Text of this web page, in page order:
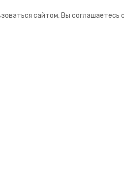
сайтом, Вы соглашаетесь